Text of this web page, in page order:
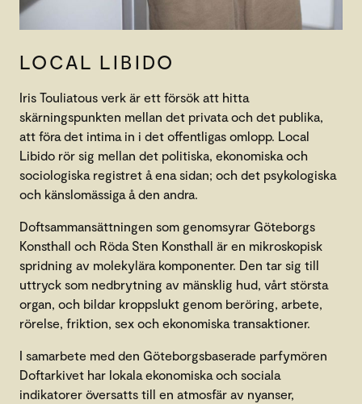
LOCAL LIBIDO
Iris Touliatous verk är ett försök att hitta
skärningspunkten mellan det privata och det publika,
att föra det intima in i det offentligas omlopp. Local
Libido rör sig mellan det politiska, ekonomiska och
sociologiska registret å ena sidan; och det psykologiska
och känslomässiga å den andra.
Doftsammansättningen som genomsyrar Göteborgs
Konsthall och Röda Sten Konsthall är en mikroskopisk
spridning av molekylära komponenter. Den tar sig till
uttryck som nedbrytning av mänsklig hud, vårt största
organ, och bildar kroppslukt genom beröring, arbete,
rörelse, friktion, sex och ekonomiska transaktioner.
I samarbete med den Göteborgsbaserade parfymören
Doftarkivet har lokala ekonomiska och sociala
indikatorer översatts till en atmosfär av nyanser,